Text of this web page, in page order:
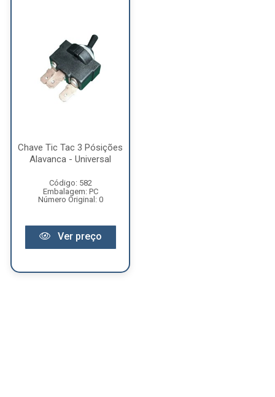
Chave Tic Tac 3 Pósições
Alavanca - Universal
Código: 582
Embalagem: PC
Número Original: 0
Ver preço